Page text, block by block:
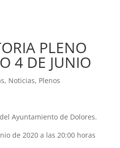
PLENO
4 DE JUNIO
, Noticias, Plenos
Ayuntamiento de Dolores.
de 2020 a las 20:00 horas